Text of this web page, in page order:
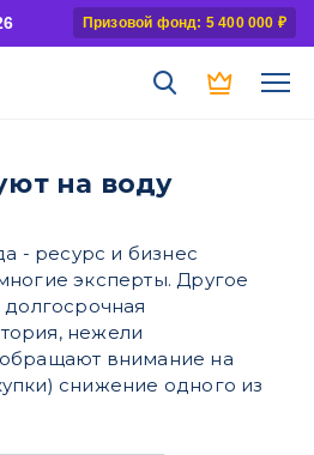
Призовой фонд: 5 400 000 ₽
на воду
- ресурс и бизнес
эксперты. Другое
долгосрочная
нежели
обращают внимание на
снижение одного из